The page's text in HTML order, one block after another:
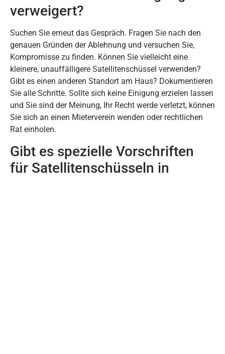
verweigert?
Suchen Sie erneut das Gespräch. Fragen Sie nach den
genauen Gründen der Ablehnung und versuchen Sie,
Kompromisse zu finden. Können Sie vielleicht eine
kleinere, unauffälligere Satellitenschüssel verwenden?
Gibt es einen anderen Standort am Haus? Dokumentieren
Sie alle Schritte. Sollte sich keine Einigung erzielen lassen
und Sie sind der Meinung, Ihr Recht werde verletzt, können
Sie sich an einen Mieterverein wenden oder rechtlichen
Rat einholen.
Gibt es spezielle Vorschriften
für Satellitenschüsseln in